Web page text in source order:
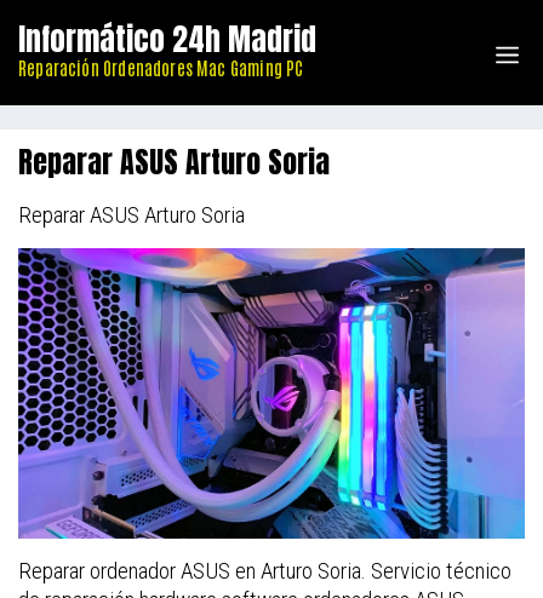
contenido
Informático 24h Madrid
Reparación Ordenadores Mac Gaming PC
Reparar ASUS Arturo Soria
Reparar ASUS Arturo Soria
Reparar ordenador ASUS en Arturo Soria. Servicio técnico